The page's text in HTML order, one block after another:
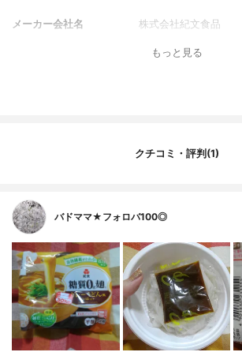
メーカー会社名 株式会社紀文食品
もっと見る
クチコミ・評判(1)
バドママ★フォロバ100◎